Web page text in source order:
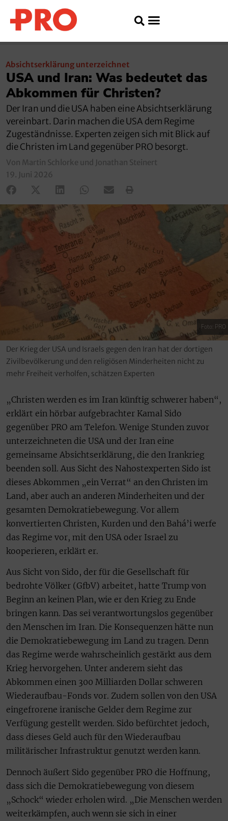
Absichtserklärung unterzeichnet
USA und Iran: Was bedeutet das
Abkommen für Christen?
Der Iran und die USA haben eine Absichtserklärung
vereinbart. Darin machen die USA dem Regime
Zugeständnisse. Experten zeigen sich mit Blick auf
die Christen im Land gegenüber PRO besorgt.
Von Martin Schlorke und Jonathan Steinert
19. Juni 2026
Foto: PRO
Der Krieg der USA und Israels gegen den Iran hat der dortigen
Zivilbevölkerung und den religiösen Minderheiten nicht zu
mehr Freiheit verholfen, schätzen Experten
„Christen werden es im Iran künftig schwerer haben“,
erklärt ein hörbar aufgebrachter Kamal Sido
gegenüber PRO am Telefon. Wenige Stunden zuvor
unterzeichneten die USA und der Iran eine
gemeinsame Absichtserklärung, die den Irankrieg
beenden soll. Aus Sicht des Nahostexperten Sido ist
dieses Abkommen „ein Verrat“ an den Christen im
Land, aber auch an anderen Minderheiten und der
gesamten Demokratiebewegung. Vor allem
konvertierten Christen, Kurden und den Bahá’i werfe
das Regime vor, mit den USA oder Israel zu
kooperieren, erklärt er.
Aus Sicht von Sido, der für die Gesellschaft für
bedrohte Völker (GfbV) arbeitet, hatte Trump von
Beginn an keinen Plan, wie er den Krieg zu Ende
bringen kann. Das sei verantwortungslos gegenüber
den Menschen im Iran. Die Konsequenzen hätte nun
die Demokratiebewegung im Land zu tragen. Denn
das Regime werde wahrscheinlich gestärkt aus dem
Krieg hervorgehen. Unter anderem sieht das
Abkommen einen 300 Milliarden Dollar schweren
Wiederaufbau-Fonds vor. Zudem sollen von den USA
eingefrorene iranische Gelder dem Regime zur
Verfügung gestellt werden. Sido befürchtet jedoch,
dass dieses Geld auch für den Wiederaufbau
militärischer Infrastruktur genutzt werden kann.
Dennoch äußert Sido gegenüber PRO die Hoffnung,
dass sich die Demokratiebewegung von diesem
„Schock“ wieder erholen wird. „Die Menschen werden
weiterkämpfen, auch wenn sie sich in einer